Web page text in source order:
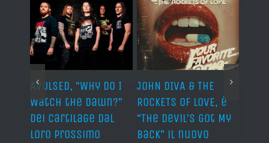
AVULSED, “Why Do I
Watch the Dawn?”
dei Cartilage dal
loro prossimo
JOHN DIVA & THE
ROCKETS OF LOVE, è
“The Devil’s Got My
Back” il nuovo